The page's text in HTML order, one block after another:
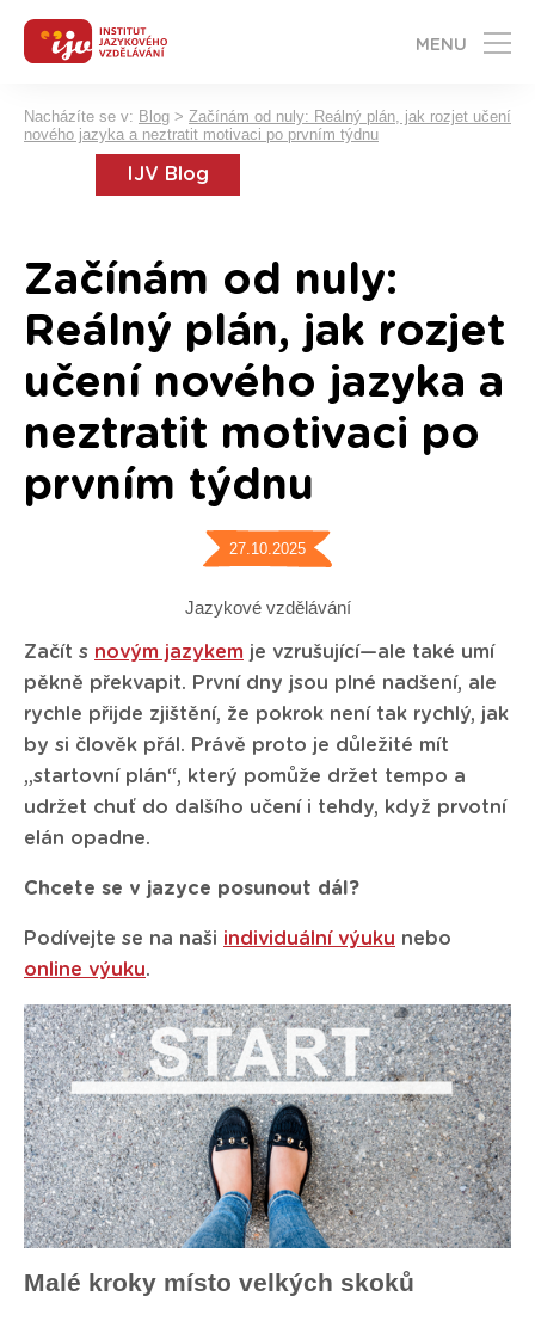
MENU
Nacházíte se v: Blog > Začínám od nuly: Reálný plán, jak rozjet učení
nového jazyka a neztratit motivaci po prvním týdnu
IJV Blog
Začínám od nuly:
Reálný plán, jak rozjet
učení nového jazyka a
neztratit motivaci po
prvním týdnu
27.10.2025
Jazykové vzdělávání
Začít s novým jazykem je vzrušující—ale také umí
pěkně překvapit. První dny jsou plné nadšení, ale
rychle přijde zjištění, že pokrok není tak rychlý, jak
by si člověk přál. Právě proto je důležité mít
„startovní plán“, který pomůže držet tempo a
udržet chuť do dalšího učení i tehdy, když prvotní
elán opadne.
Chcete se v jazyce posunout dál?
Podívejte se na naši individuální výuku nebo
online výuku.
Malé kroky místo velkých skoků